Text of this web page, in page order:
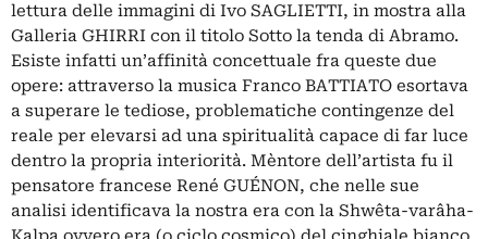
lettura delle immagini di Ivo SAGLIETTI, in mostra alla
Galleria GHIRRI con il titolo Sotto la tenda di Abramo.
Esiste infatti un’affinità concettuale fra queste due
opere: attraverso la musica Franco BATTIATO esortava
a superare le tediose, problematiche contingenze del
reale per elevarsi ad una spiritualità capace di far luce
dentro la propria interiorità. Mèntore dell’artista fu il
pensatore francese René GUÉNON, che nelle sue
analisi identificava la nostra era con la Shwêta-varâha-